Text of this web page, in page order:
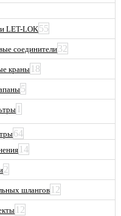
LET-LOK55
соединители32
краны 18
5
1
64
14
2
шлангов 12
12